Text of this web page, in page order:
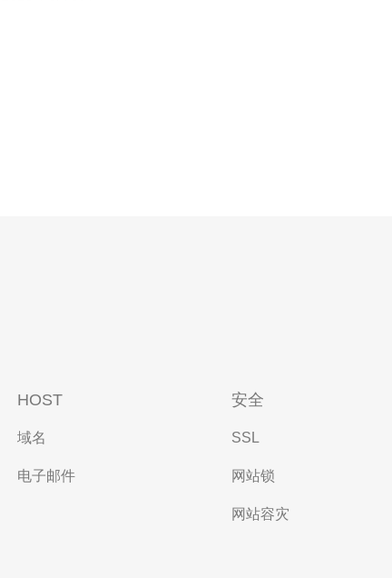
HOST
域名
电子邮件
安全
SSL
网站锁
网站容灾